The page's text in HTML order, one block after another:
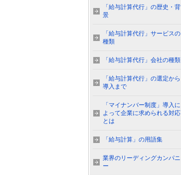
「給与計算代行」の歴史・背
景
「給与計算代行」サービスの
種類
「給与計算代行」会社の種類
「給与計算代行」の選定から
導入まで
「マイナンバー制度」導入に
よって企業に求められる対応
とは
「給与計算」の用語集
業界のリーディングカンパニ
ー